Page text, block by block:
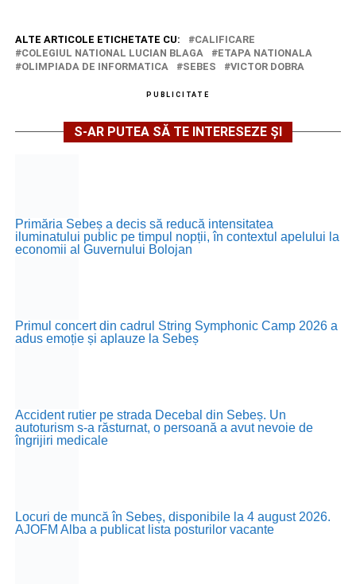
ALTE ARTICOLE ETICHETATE CU:
CALIFICARE
COLEGIUL NATIONAL LUCIAN BLAGA
ETAPA NATIONALA
OLIMPIADA DE INFORMATICA
SEBES VICTOR DOBRA
PUBLICITATE
S-AR PUTEA SĂ TE INTERESEZE ȘI
Primăria Sebeș a decis să reducă intensitatea
iluminatului public pe timpul nopții, în contextul apelului la
economii al Guvernului Bolojan
Primul concert din cadrul String Symphonic Camp 2026 a
adus emoție și aplauze la Sebeș
Accident rutier pe strada Decebal din Sebeș. Un
autoturism s-a răsturnat, o persoană a avut nevoie de
îngrijiri medicale
Locuri de muncă în Sebeș, disponibile la 4 august 2026.
AJOFM Alba a publicat lista posturilor vacante